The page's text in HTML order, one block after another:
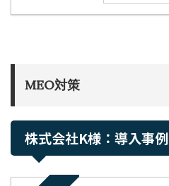
MEO対策
株式会社K様：導入事例